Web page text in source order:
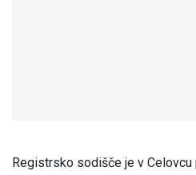
Registrsko sodišče je v